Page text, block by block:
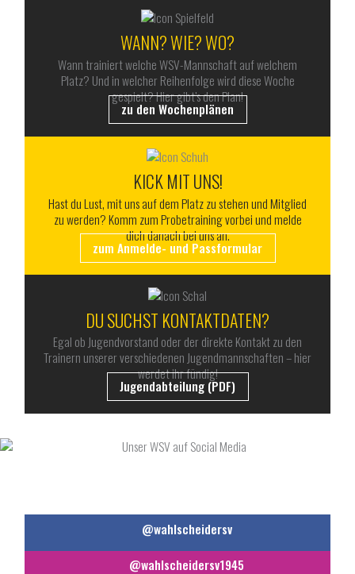
WANN? WIE? WO?
Wann trainiert welche WSV-Mannschaft auf welchem
Platz? Und in welcher Reihenfolge wird diese Woche
gespielt? Hier gibt’s den Plan!
zu den Wochenplänen
KICK MIT UNS!
Hast du Lust, mit uns auf dem Platz zu stehen und Mitglied
zu werden? Komm zum Probetraining vorbei und melde
dich danach bei uns an.
zum Anmelde- und Passformular
DU SUCHST KONTAKTDATEN?
Egal ob Jugendvorstand oder der direkte Kontakt zu den
Trainern unserer verschiedenen Jugendmannschaften – hier
werdet ihr fündig!
Jugendabteilung (PDF)
@wahlscheidersv
@wahlscheidersv1945